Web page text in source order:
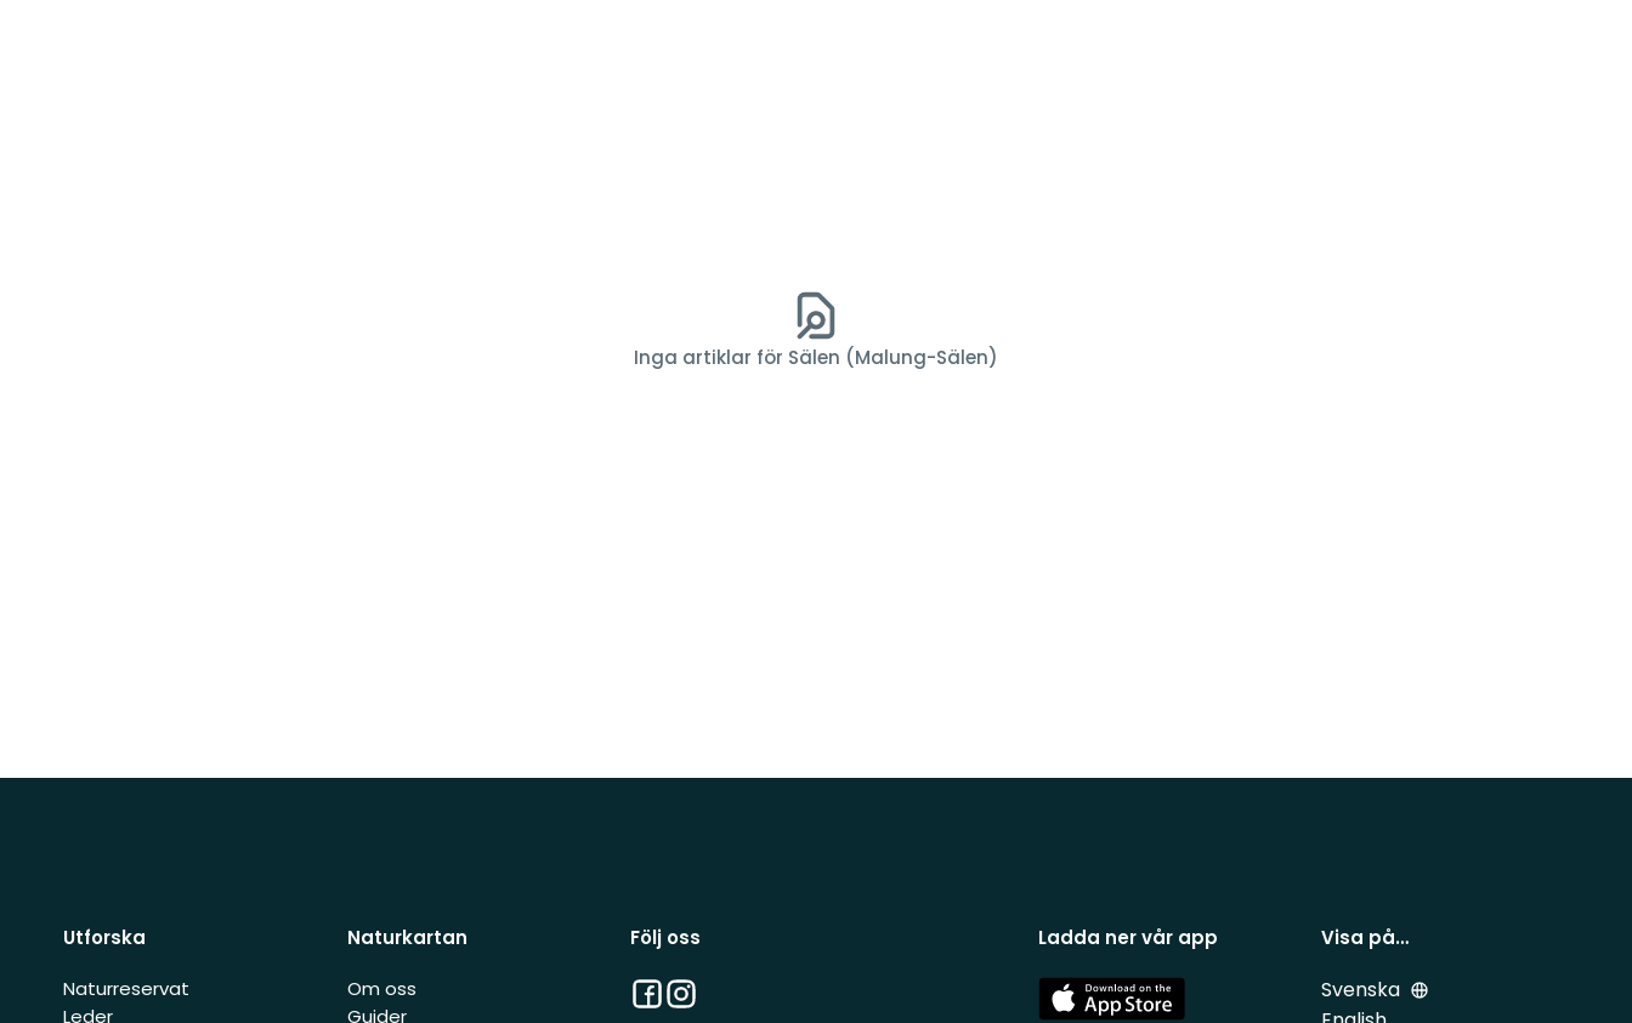
Inga artiklar för Sälen (Malung-Sälen)
Utforska
Naturreservat
Leder
Naturkartan
Om oss
Guider
Följ oss
Facebook
Instagram
Ladda ner vår app
App
Store
Visa på…
Svenska